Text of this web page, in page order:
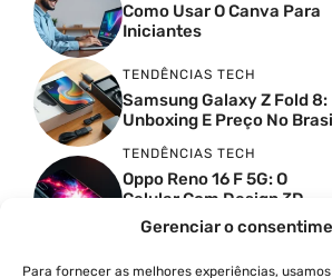
Gerenciar o
Para fornecer as melhores experiências,
Como Usar O Canva Para
Iniciantes
TENDÊNCIAS TECH
Samsung Galaxy Z Fold 8:
Unboxing E Preço No
TENDÊNCIAS TECH
Oppo Reno 16 F 5G: O
Celular Com Design 3D
Surreal E Câmeras De 50
MP
PRODUTIVIDADE DIGITAL